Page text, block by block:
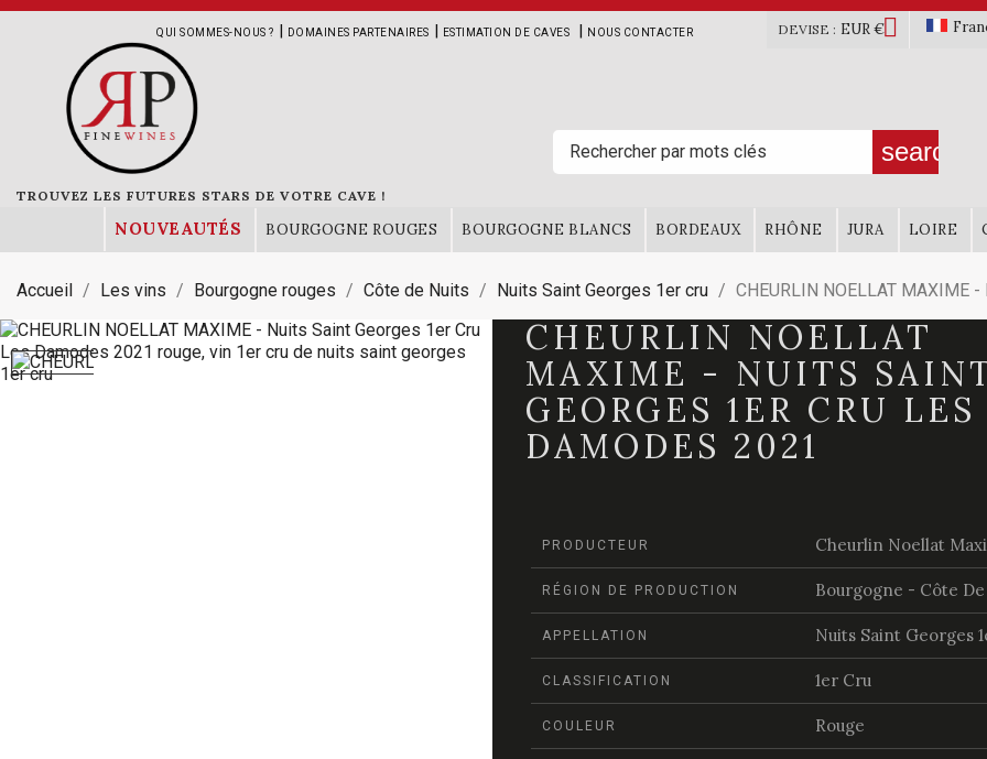
QUI SOMMES-NOUS ? | DOMAINES PARTENAIRES | ESTIMATION DE CAVES | NOUS CONTACTER DEVISE : EUR €
TROUVEZ LES FUTURES STARS DE VOTRE CAVE !
search
NOUVEAUTÉS BOURGOGNE ROUGES BOURGOGNE BLANCS BORDEAUX RHÔNE JURA LOIRE
Accueil Les vins Bourgogne rouges Côte de Nuits Nuits Saint Georges 1er cru CHEURLIN NOELLAT MAXIME
CHEURLIN NOELLAT
MAXIME - NUITS
GEORGES 1ER CRU LES
DAMODES 2021
PRODUCTEUR Cheurlin Noellat
RÉGION DE PRODUCTION Bourgogne - Côte
APPELLATION Nuits Saint Georges
CLASSIFICATION 1er Cru
COULEUR Rouge